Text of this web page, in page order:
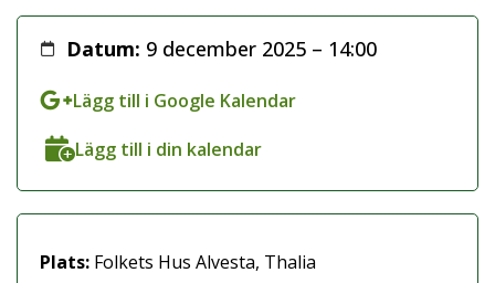
Datum: 9 december 2025 – 14:00
Lägg till i Google Kalendar
Lägg till i din kalendar
Plats: Folkets Hus Alvesta, Thalia